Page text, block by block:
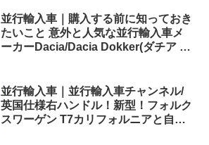
並行輸入車｜購入する前に知っておき
たいこと 意外と人気な並行輸入車メ
ーカーDacia/Dacia Dokker(ダチア ド
並行輸入車｜並行輸入車チャンネル/
英国仕様右ハンドル！新型！フォルク
スワーゲン T7カリフォルニアと自動